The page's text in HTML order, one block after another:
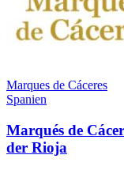
Marques de Cáceres
Spanien
Marqués de
der Rioja